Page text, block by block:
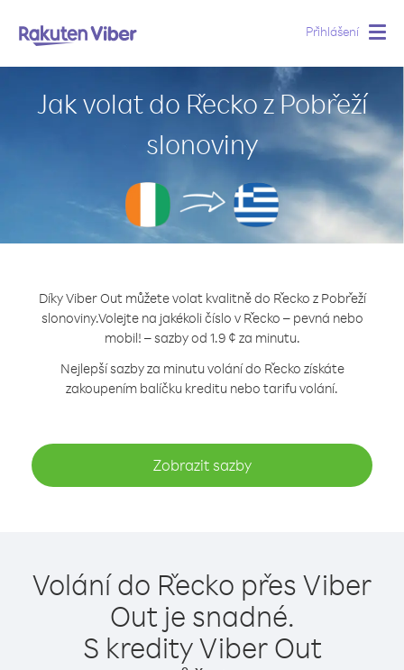
Přihlášení
Jak volat do Řecko z Pobřeží
slonoviny
Díky Viber Out můžete volat kvalitně do Řecko z Pobřeží
slonoviny.Volejte na jakékoli číslo v Řecko – pevná nebo
mobil! – sazby od 1.9 ¢ za minutu.
Nejlepší sazby za minutu volání do Řecko získáte
zakoupením balíčku kreditu nebo tarifu volání.
Zobrazit sazby
Volání do Řecko přes Viber
Out je snadné.
S kredity Viber Out